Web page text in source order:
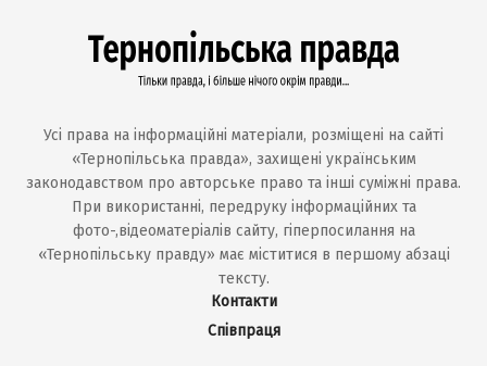
Усі права на інформаційні матеріали, розміщені на сайті
«Тернопільська правда», захищені українським
законодавством про авторське право та інші суміжні права.
При використанні, передруку інформаційних та
фото-,відеоматеріалів сайту, гіперпосилання на
«Тернопільську правду» має міститися в першому абзаці
тексту.
Контакти
Співпраця